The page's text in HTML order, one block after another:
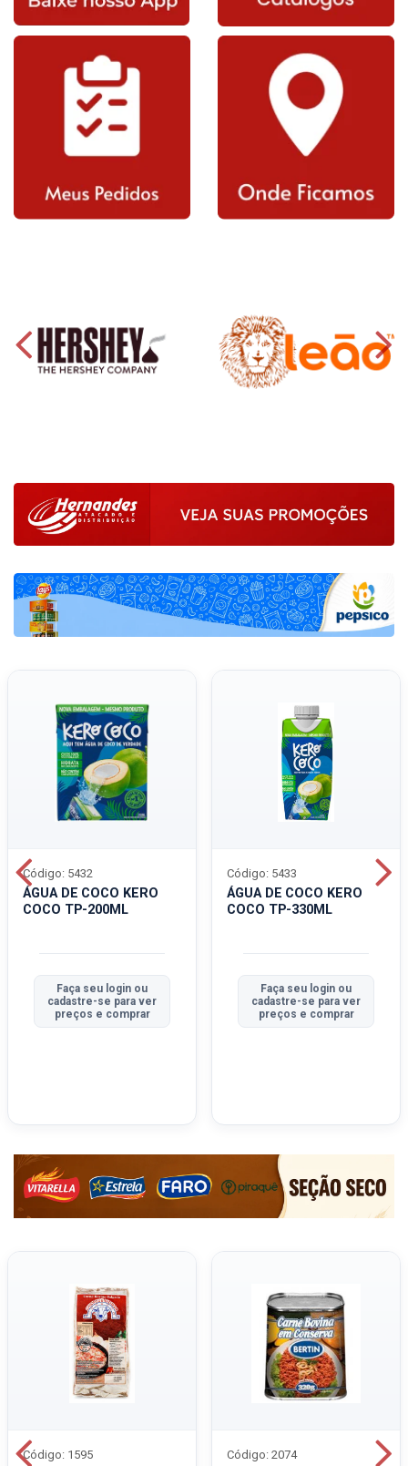
ÁGUA DE COCO KERO
COCO TP-200ML
Código: 5432
Faça seu login ou
cadastre-se para ver
preços e comprar
ÁGUA DE COCO KERO
COCO TP-330ML
Código: 5433
Faça seu login ou
cadastre-se para ver
preços e comprar
Código: 1595 Código: 2074